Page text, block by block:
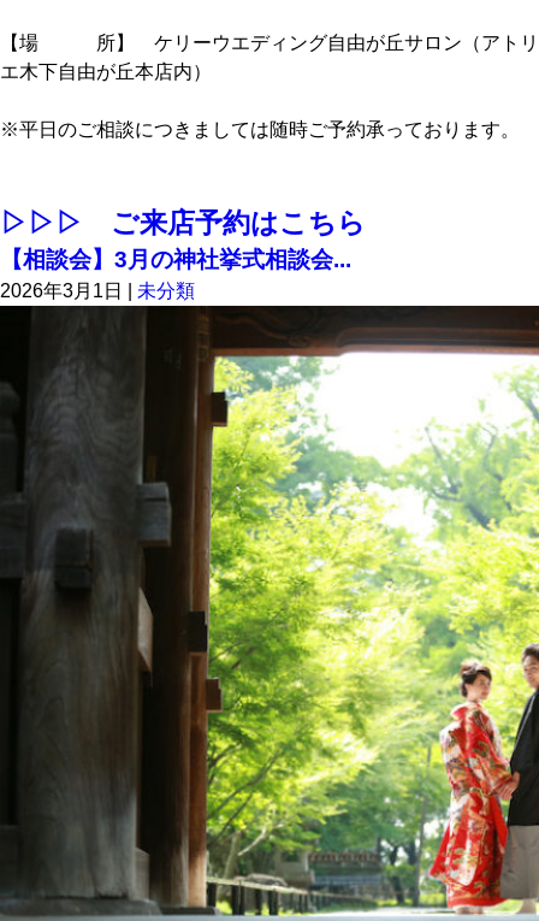
【場 所】 ケリーウエディング自由が丘サロン（アトリ
エ木下自由が丘本店内）
※平日のご相談につきましては随時ご予約承っております。
▷▷▷ ご来店予約はこちら
【相談会】3月の神社挙式相談会...
2026年3月1日 未分類